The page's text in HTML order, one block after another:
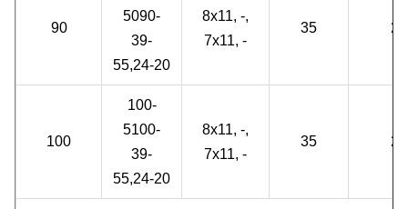
90
5090-
39-
55,24-20
8x11, -,
7x11, -
35 2
100
100-
5100-
39-
55,24-20
8x11, -,
7x11, -
35 2